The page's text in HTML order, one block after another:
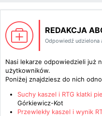
REDAKCJA
Odpowiedź udzielona
Nasi lekarze odpowiedzieli już
użytkowników.
Poniżej znajdziesz do nich
Suchy kaszel i RTG klatki
Górkiewicz-Kot
Przewlekły kaszel i wynik